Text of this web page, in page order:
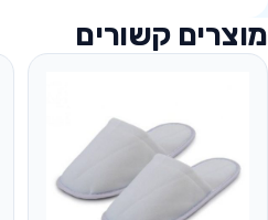
מוצרים קשורים